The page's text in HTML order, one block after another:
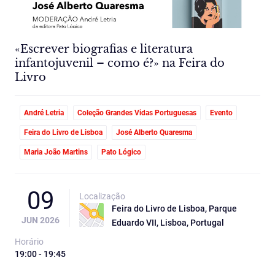
«Escrever biografias e literatura
infantojuvenil – como é?» na Feira do
Livro
André Letria Coleção Grandes Vidas Portuguesas Evento
Feira do Livro de Lisboa José Alberto Quaresma
Maria João Martins Pato Lógico
09
JUN 2026
Localização
Feira do Livro de Lisboa, Parque
Eduardo VII, Lisboa, Portugal
Horário
19:00 - 19:45